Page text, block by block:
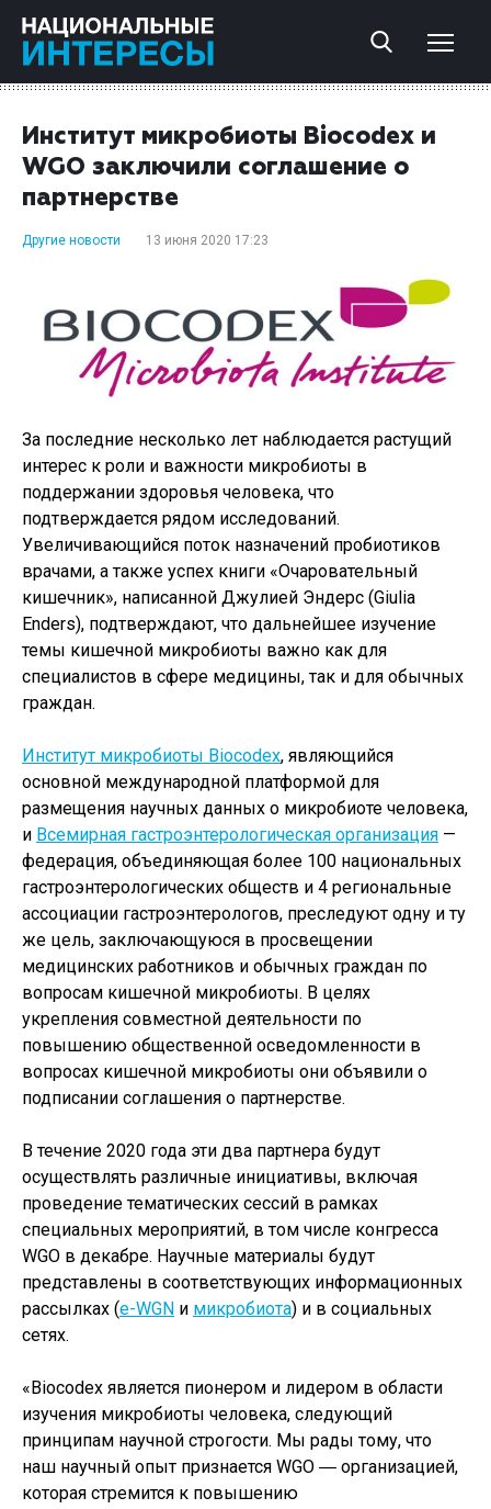
Институт микробиоты Biocodex и
WGO заключили соглашение о
партнерстве
Другие новости 13 июня 2020 17:23
За последние несколько лет наблюдается растущий
интерес к роли и важности микробиоты в
поддержании здоровья человека, что
подтверждается рядом исследований.
Увеличивающийся поток назначений пробиотиков
врачами, а также успех книги «Очаровательный
кишечник», написанной Джулией Эндерс (Giulia
Enders), подтверждают, что дальнейшее изучение
темы кишечной микробиоты важно как для
специалистов в сфере медицины, так и для обычных
граждан.
Институт микробиоты Biocodex, являющийся
основной международной платформой для
размещения научных данных о микробиоте человека,
и Всемирная гастроэнтерологическая организация —
федерация, объединяющая более 100 национальных
гастроэнтерологических обществ и 4 региональные
ассоциации гастроэнтерологов, преследуют одну и ту
же цель, заключающуюся в просвещении
медицинских работников и обычных граждан по
вопросам кишечной микробиоты. В целях
укрепления совместной деятельности по
повышению общественной осведомленности в
вопросах кишечной микробиоты они объявили о
подписании соглашения о партнерстве.
В течение 2020 года эти два партнера будут
осуществлять различные инициативы, включая
проведение тематических сессий в рамках
специальных мероприятий, в том числе конгресса
WGO в декабре. Научные материалы будут
представлены в соответствующих информационных
рассылках (e-WGN и микробиота) и в социальных
сетях.
«Biocodex является пионером и лидером в области
изучения микробиоты человека, следующий
принципам научной строгости. Мы рады тому, что
наш научный опыт признается WGO ― организацией,
которая стремится к повышению